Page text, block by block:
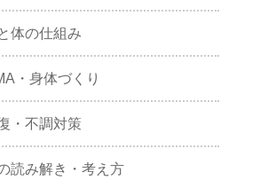
体の仕組み
・身体づくり
・不調対策
読み解き・考え方